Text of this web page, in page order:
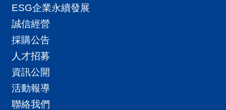
ESG企業永續發展
誠信經營
採購公告
人才招募
資訊公開
活動報導
聯絡我們